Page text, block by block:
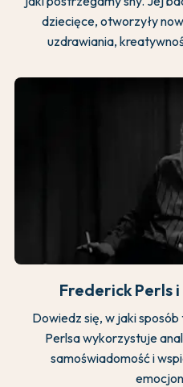
dziecięce, otworzyły
uzdrawiania,
Frederick Perls
Dowiedz się, w jaki
Perlsa wykorzystuje
samoświadomość i